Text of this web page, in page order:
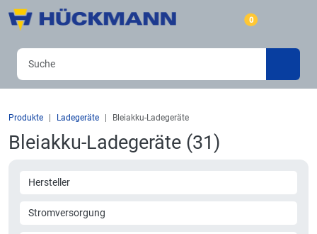
0
Produkte Ladegeräte Bleiakku-Ladegeräte
Bleiakku-Ladegeräte (31)
Hersteller
Stromversorgung